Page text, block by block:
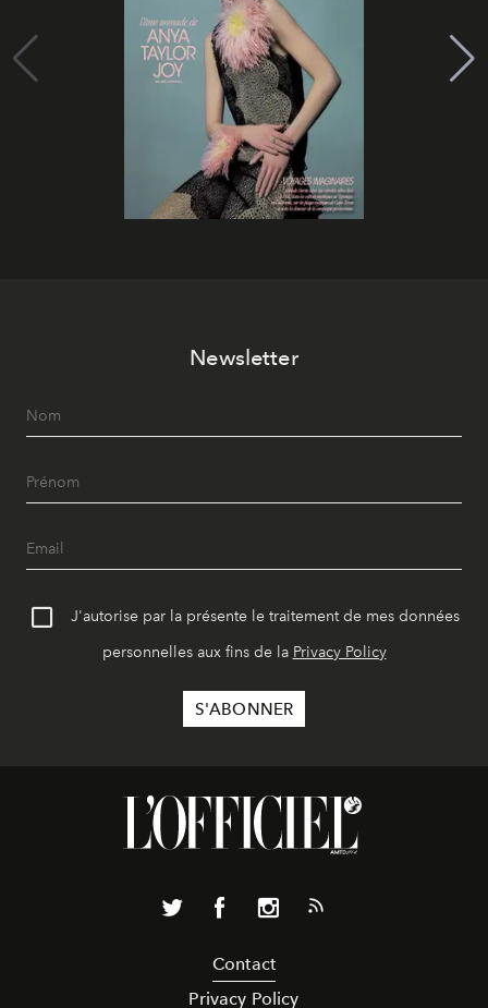
Newsletter
J'autorise par la présente le traitement de mes données
personnelles aux fins de la Privacy Policy
Contact
Privacy Policy